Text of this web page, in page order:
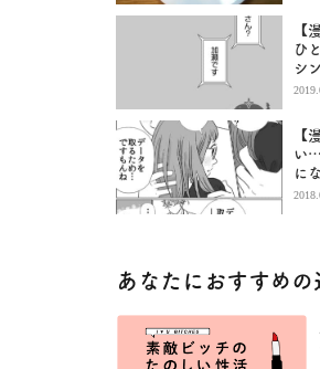
【
ひ
シ
１
【
い…
に
ー
あなたにおすすめの